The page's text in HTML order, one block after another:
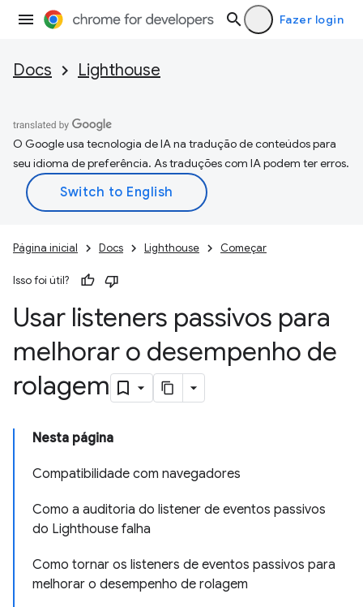
Fazer login
Docs Lighthouse
O Google usa tecnologia de IA na tradução de conteúdos para
seu idioma de preferência. As traduções com IA podem ter erros.
Página inicial Docs Lighthouse Começar
Isso foi útil?
Usar listeners passivos para
melhorar o desempenho de
rolagem
Nesta página
Compatibilidade com navegadores
Como a auditoria do listener de eventos passivos
do Lighthouse falha
Como tornar os listeners de eventos passivos para
melhorar o desempenho de rolagem